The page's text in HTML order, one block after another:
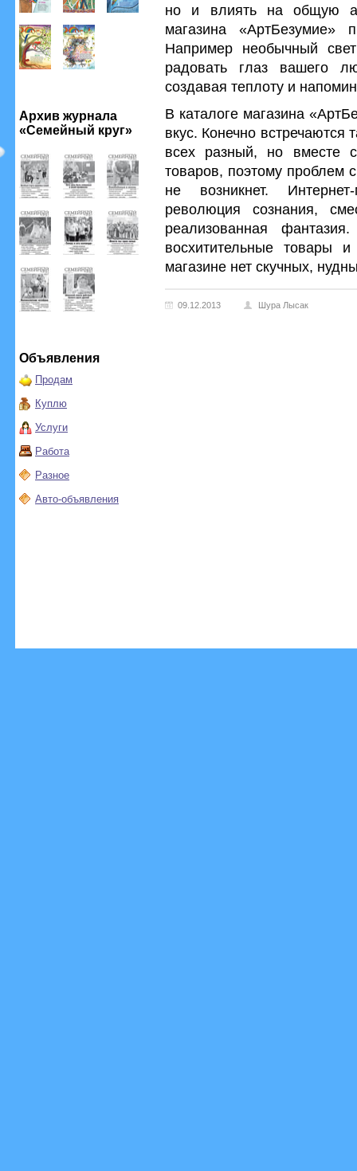
Архив журнала
«Семейный круг»
Объявления
Продам
Куплю
Услуги
Работа
Разное
Авто-объявления
но и влиять на общую
магазина «АртБезумие»
Например необычный
радовать глаз вашего
создавая теплоту и
В каталоге магазина
вкус. Конечно встречаются
всех разный, но вместе
товаров, поэтому проблем
не возникнет.
революция сознания,
реализованная
восхитительные товары
магазине нет скучных,
09.12.2013 Шура Лысак